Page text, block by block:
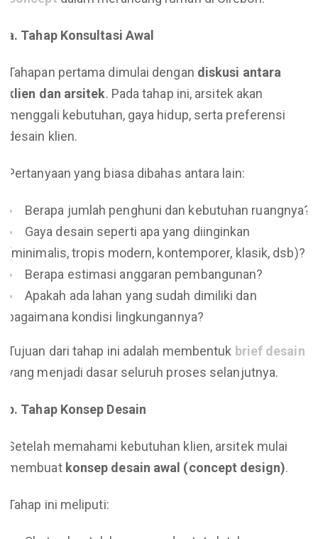
a. Tahap Konsultasi Awal
Tahapan pertama dimulai dengan diskusi antara
klien dan arsitek. Pada tahap ini, arsitek akan
menggali kebutuhan, gaya hidup, serta preferensi
desain klien.
Pertanyaan yang biasa dibahas antara lain:
Berapa jumlah penghuni dan kebutuhan ruangnya?
Gaya desain seperti apa yang diinginkan
(minimalis, tropis modern, kontemporer, klasik, dsb)?
Berapa estimasi anggaran pembangunan?
Apakah ada lahan yang sudah dimiliki dan
bagaimana kondisi lingkungannya?
Tujuan dari tahap ini adalah membentuk brief desain
yang menjadi dasar seluruh proses selanjutnya.
b. Tahap Konsep Desain
Setelah memahami kebutuhan klien, arsitek mulai
membuat konsep desain awal (concept design).
Tahap ini meliputi: